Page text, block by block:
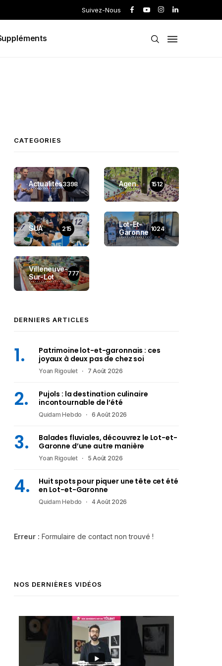
Suivez-Nous
CATEGORIES
Actualités3398 Agen 1512
SUA 215
Lot-Et-
Garonne 1024
Villeneuve-
Sur-Lot
777
DERNIERS ARTICLES
Patrimoine lot-et-garonnais : ces
joyaux à deux pas de chez soi
Yoan Rigoulet 7 Août 2026
Pujols : la destination culinaire
incontournable de l’été
Quidam Hebdo 6 Août 2026
Balades fluviales, découvrez le Lot-et-
Garonne d’une autre manière
Yoan Rigoulet 5 Août 2026
Huit spots pour piquer une tête cet été
en Lot-et-Garonne
Quidam Hebdo 4 Août 2026
Erreur : Formulaire de contact non trouvé !
NOS DERNIÈRES VIDÉOS